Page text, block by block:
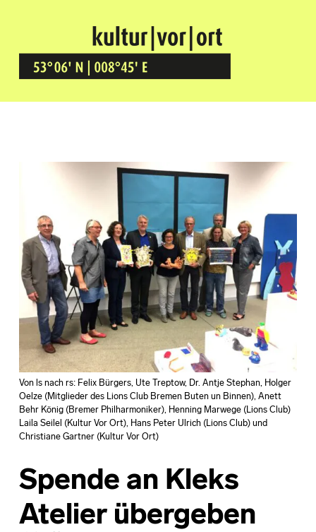
Kultur Vor Ort
BREMEN GRÖPELINGEN
Von ls nach rs: Felix Bürgers, Ute Treptow, Dr. Antje Stephan, Holger
Oelze (Mitglieder des Lions Club Bremen Buten un Binnen), Anett
Behr König (Bremer Philharmoniker), Henning Marwege (Lions Club)
Laila Seilel (Kultur Vor Ort), Hans Peter Ulrich (Lions Club) und
Christiane Gartner (Kultur Vor Ort)
Spende an Kleks
Atelier übergeben